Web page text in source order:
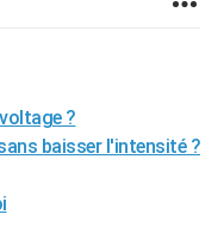
?
baisser l'intensité ?